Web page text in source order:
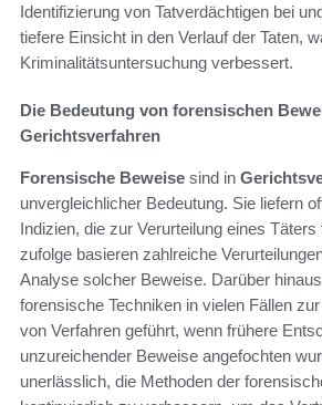
Identifizierung von Tatverdächtigen bei
tiefere Einsicht in den Verlauf der Taten,
Kriminalitätsuntersuchung verbessert.
Die Bedeutung von forensischen
Gerichtsverfahren
Forensische Beweise sind in
unvergleichlicher Bedeutung. Sie liefern
Indizien, die zur Verurteilung eines
zufolge basieren zahlreiche
Analyse solcher Beweise. Darüber
forensische Techniken in vielen Fällen
von Verfahren geführt, wenn frühere
unzureichender Beweise angefochten
unerlässlich, die Methoden der